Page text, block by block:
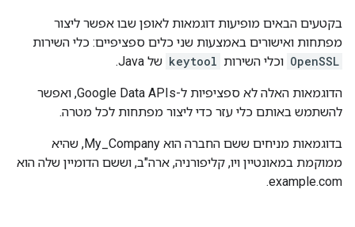
בקטעים הבאים מופיעות דוגמאות לאופן שבו אפשר ליצור
מפתחות ואישורים באמצעות שני כלים ספציפיים: כלי השירות
OpenSSL וכלי השירות keytool של Java.
הדוגמאות האלה לא ספציפיות ל-Google Data APIs, ואפשר
להשתמש באותם כלי עזר כדי ליצור מפתחות לכל מטרה.
בדוגמאות מניחים ששם החברה הוא My_Company, שהיא
ממוקמת במאונטיין ויו, קליפורניה, ארה"ב, וששם הדומיין שלה הוא
example.com.